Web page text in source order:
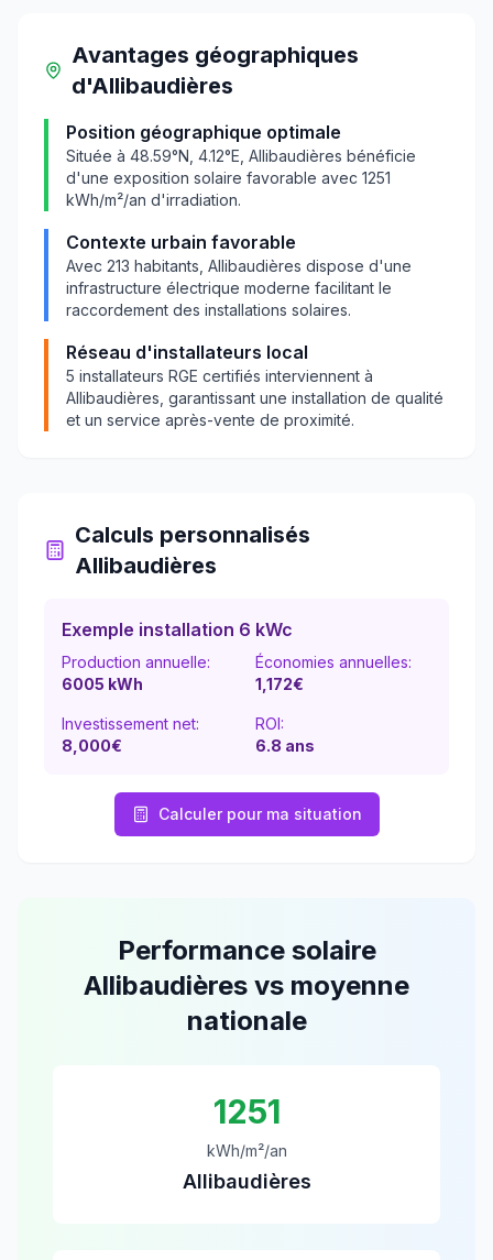
Avantages géographiques
d'Allibaudières
Position géographique optimale
Située à 48.59°N, 4.12°E, Allibaudières bénéficie
d'une exposition solaire favorable avec 1251
kWh/m²/an d'irradiation.
Contexte urbain favorable
Avec 213 habitants, Allibaudières dispose d'une
infrastructure électrique moderne facilitant le
raccordement des installations solaires.
Réseau d'installateurs local
5 installateurs RGE certifiés interviennent à
Allibaudières , garantissant une installation de qualité
et un service après-vente de proximité.
Calculs personnalisés
Allibaudières
Exemple installation 6 kWc
Production annuelle:
6005 kWh
Économies annuelles:
1,172€
Investissement net:
8,000€
ROI:
6.8 ans
Calculer pour ma situation
Performance solaire
Allibaudières vs moyenne
nationale
1251
kWh/m²/an
Allibaudières